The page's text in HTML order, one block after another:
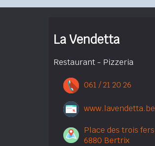
La Vendetta
Restaurant - Pizzeria
061 / 21 20 26
www.lavendetta.be
Place des trois fers
6880 Bertrix